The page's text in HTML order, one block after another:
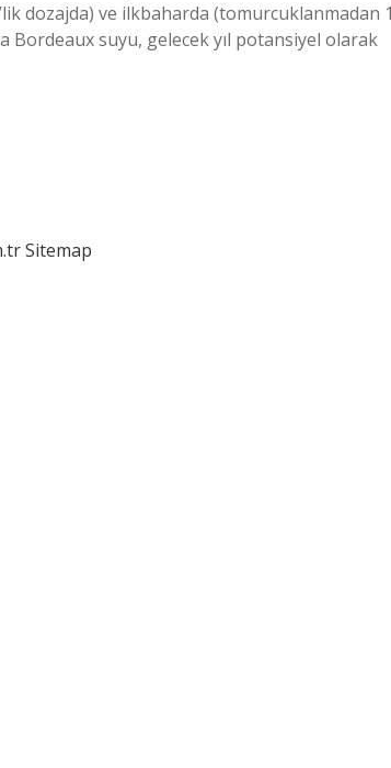
dozajda) ve ilkbaharda (tomurcuklanmadan 1
Bordeaux suyu, gelecek yıl potansiyel olarak
Sitemap